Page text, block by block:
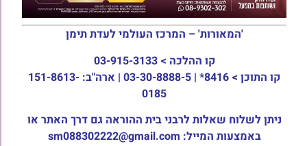
'המאורות' – המרכז העולמי לעדת תימן
קו ההלכה > 03-915-3133
קו התוכן >
8416* | 03-30-8888-5 | ארה"ב: 151-8613-
0185
ניתן לשלוח שאלות לרבני בית ההוראה גם דרך האתר או
באמצעות המייל: sm088302222@gmail.com